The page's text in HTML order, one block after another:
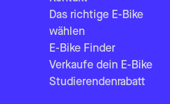
Das richtige E-Bike
wählen
E-Bike Finder
Verkaufe dein E-Bike
Studierendenrabatt